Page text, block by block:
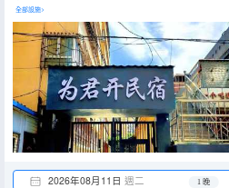
全部設施>
2026年08月11日 週二 1 晚